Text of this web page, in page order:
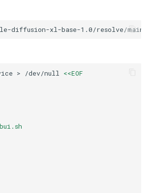
xl-base-1.0/resolve/main/
> /dev/null
<<EOF